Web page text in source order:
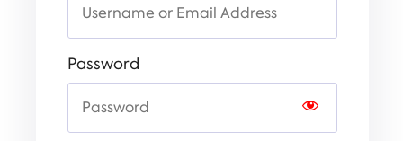
Password